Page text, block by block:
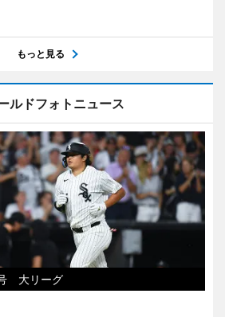
もっと見る
ルドフォトニュース
大リーグ